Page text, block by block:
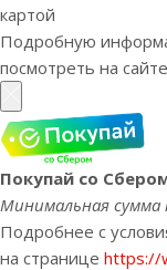
картой
Подробную
посмотреть на сайте
Покупай со
Минимальная сумма
Подробнее с
на странице https://